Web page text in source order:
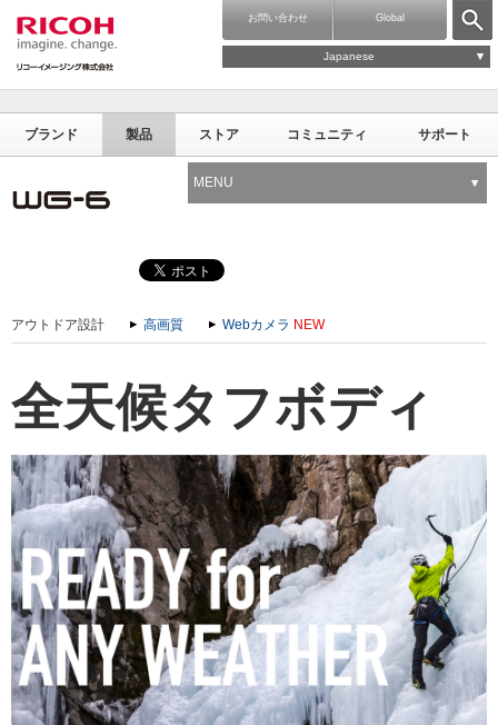
お問い合わせ Global
Japanese
ブランド 製品 ストア コミュニティ サポート
MENU
アウトドア設計 高画質 Webカメラ NEW
全天候タフボディ